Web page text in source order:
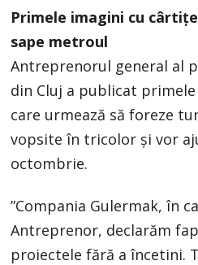
Primele imagini cu
sape metroul
Antreprenorul general al
din Cluj a publicat
care urmează să foreze
vopsite în tricolor și vor
octombrie.
”Compania Gulermak, în
Antreprenor, declarăm
proiectele fără a încetini.